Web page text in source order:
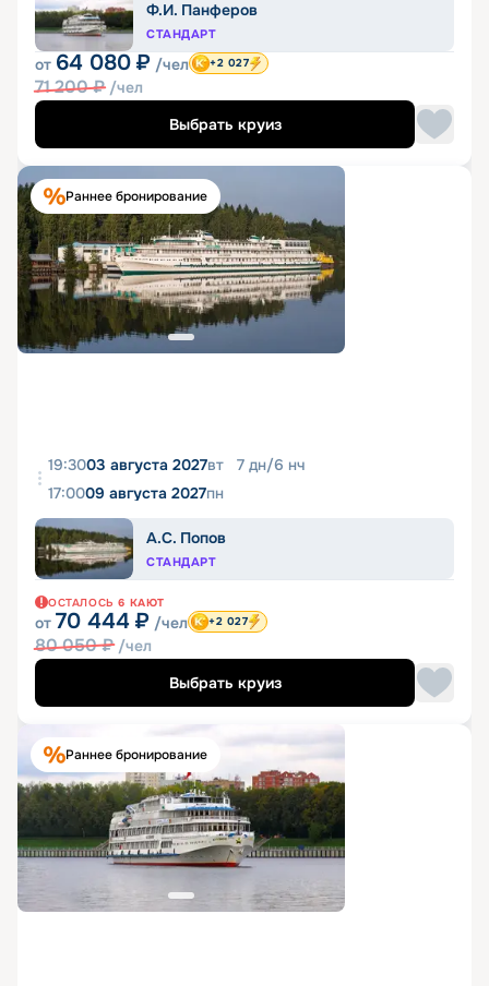
Ф.И. Панферов
СТАНДАРТ
от 64 080 ₽ /чел
71 200₽ /чел
+2 027
Выбрать круиз
Раннее бронирование
19:3003 августа 2027вт 7 дн/6 нч
17:0009 августа 2027пн
А.С. Попов
СТАНДАРТ
ОСТАЛОСЬ 6 КАЮТ
от 70 444 ₽ /чел
80 050₽ /чел
+2 027
Выбрать круиз
Раннее бронирование